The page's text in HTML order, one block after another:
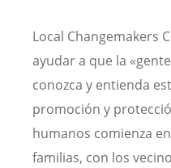
Local Changemakers
ayudar a que la
conozca y entienda
promoción y
humanos comienza
familias, con los